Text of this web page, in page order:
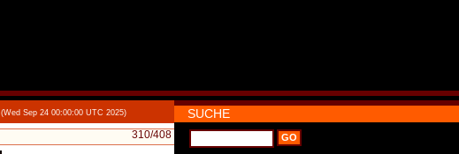
(Wed Sep 24 00:00:00 UTC 2025)
310/408
SUCHE